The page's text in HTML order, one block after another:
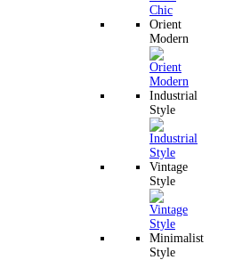
Orient
Modern
Industrial
Style
Vintage
Style
Minimalist
Style